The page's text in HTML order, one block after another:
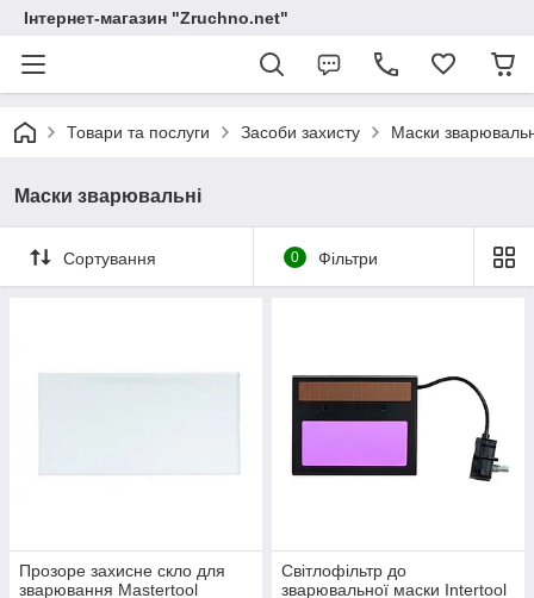
Інтернет-магазин "Zruchno.net"
Товари та послуги Засоби захисту Маски
Маски зварювальні
Сортування 0 Фільтри
Прозоре захисне скло для
зварювання Mastertool
Світлофільтр до
зварювальної маски Intertool